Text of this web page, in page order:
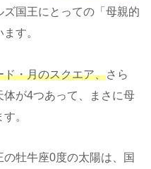
ズ国王にとっての「母親的
す。
ド・月のスクエア、さら
が4つあって、まさに母
。
の牡牛座0度の太陽は、国